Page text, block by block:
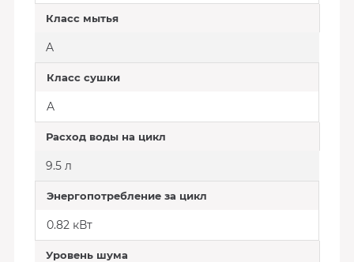
Класс мытья
A
Класс сушки
A
Расход воды на цикл
9.5 л
Энергопотребление за цикл
0.82 кВт
Уровень шума